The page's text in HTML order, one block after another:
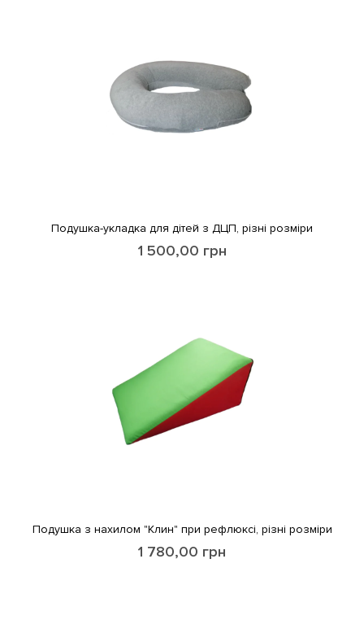
Подушка-укладка для дітей з ДЦП, різні розміри
1 500,00 грн
Подушка з нахилом "Клин" при рефлюксі, різні розміри
1 780,00 грн